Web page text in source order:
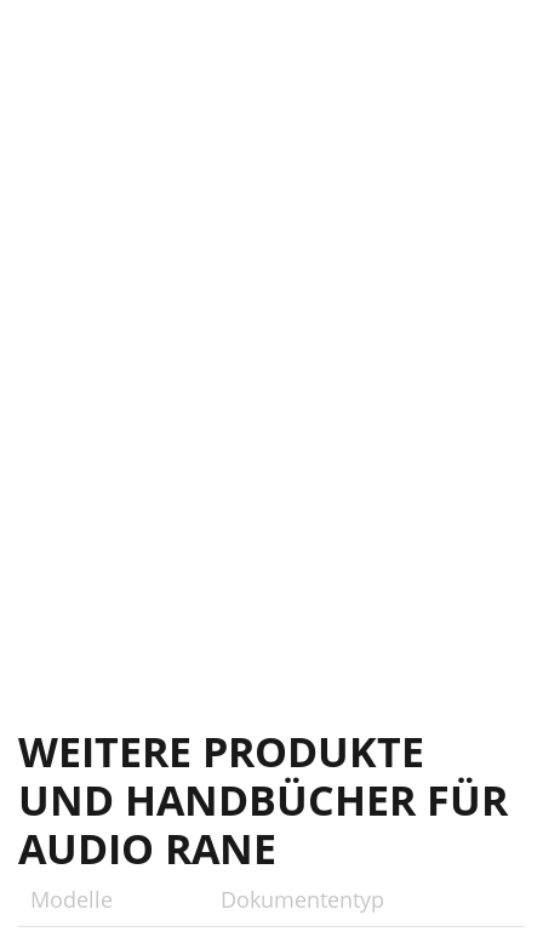
WEITERE PRODUKTE
UND HANDBÜCHER FÜR
AUDIO RANE
Modelle Dokumententyp